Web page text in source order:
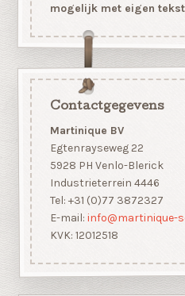
mogelijk met eigen
Contactgegevens
Martinique BV
Egtenrayseweg 22
5928 PH Venlo-Blerick
Industrieterrein 4446
Tel: +31 (0)77 3872327
E-mail: info@martinique-
KVK: 12012518